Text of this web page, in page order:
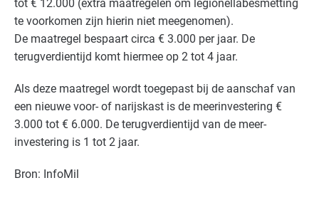
tot € 12.000 (extra maatregelen om legionellabesmetting
te voorkomen zijn hierin niet meegenomen).
De maatregel bespaart circa € 3.000 per jaar. De
terugverdientijd komt hiermee op 2 tot 4 jaar.
Als deze maatregel wordt toegepast bij de aanschaf van
een nieuwe voor- of narijskast is de meerinvestering €
3.000 tot € 6.000. De terugverdientijd van de meer-
investering is 1 tot 2 jaar.
Bron: InfoMil